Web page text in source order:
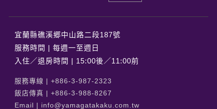
宜蘭縣礁溪郷中山路二段187號
服務時間 | 每週一至週日
入住／退房時間 | 15:00後／11:00前
服務專線 | +886-3-987-2323
飯店傳真 | +886-3-988-8267
Email | info@yamagatakaku.com.tw